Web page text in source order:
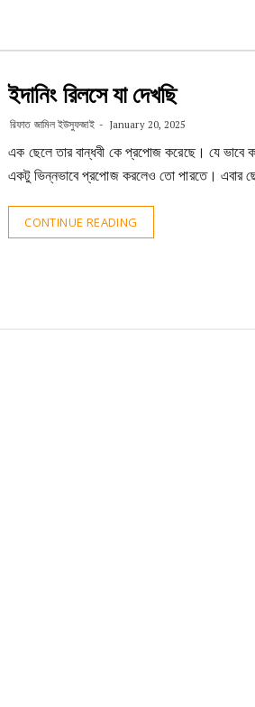
ইদানিং রিলসে যা দেখছি
রিফাত জামিল ইউসুফজাই January 20, 2025
এক ছেলে তার বান্ধবী কে প্রপোজ করেছে। যে ভাবে
একটু ভিন্নভাবে প্রপোজ করলেও তো পারতে। এবার
CONTINUE READING